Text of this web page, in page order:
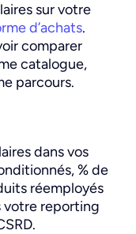
sur votre
d’achats.
comparer
catalogue,
parcours.
dans vos
% de
réemployés
votre reporting